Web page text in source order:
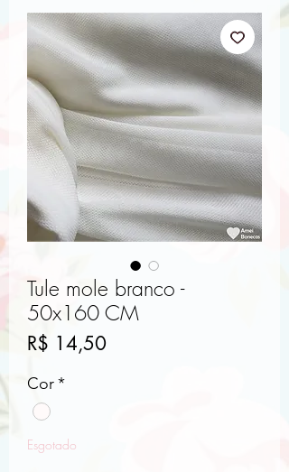
Tule mole branco -
50x160 CM
R$ 14,50Preço
Cor*
Esgotado